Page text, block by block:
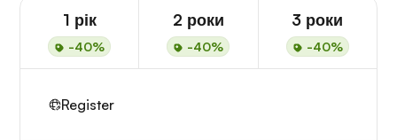
1 рік
-40%
2 роки
-40%
3 роки
-40%
Register